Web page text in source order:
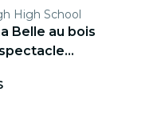
High School
Belle au bois